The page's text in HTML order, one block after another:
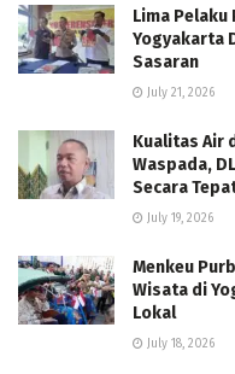
Lima Pelaku
Yogyakarta
Sasaran
July 21, 2026
Kualitas Air
Waspada,
Secara
July 19, 2026
Menkeu
Wisata di
Lokal
July 18, 2026